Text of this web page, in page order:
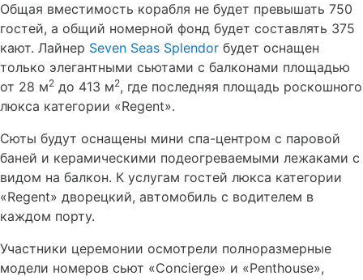
Общая вместимость корабля не будет превышать 750
гостей, а общий номерной фонд будет составлять 375
кают. Лайнер Seven Seas Splendor будет оснащен
только элегантными сьютами с балконами площадью
от 28 м2 до 413 м2, где последняя площадь роскошного
люкса категории «Regent».
Сюты будут оснащены мини спа-центром с паровой
баней и керамическими подеогреваемыми лежаками с
видом на балкон. К услугам гостей люкса категории
«Regent» дворецкий, автомобиль с водителем в
каждом порту.
Участники церемонии осмотрели полноразмерные
модели номеров сьют «Concierge» и «Penthouse»,